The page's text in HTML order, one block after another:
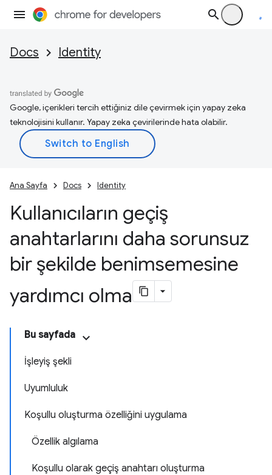
Docs Identity
Google, içerikleri tercih ettiğiniz dile çevirmek için yapay zeka
teknolojisini kullanır. Yapay zeka çevirilerinde hata olabilir.
Ana Sayfa Docs Identity
Kullanıcıların geçiş
anahtarlarını daha sorunsuz
bir şekilde benimsemesine
yardımcı olma
Bu sayfada
İşleyiş şekli
Uyumluluk
Koşullu oluşturma özelliğini uygulama
Özellik algılama
Koşullu olarak geçiş anahtarı oluşturma